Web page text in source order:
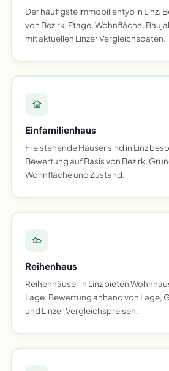
Der häufigste Immobilientyp in Linz.
von Bezirk, Etage, Wohnfläche,
mit aktuellen Linzer Vergleichsdaten.
Einfamilienhaus
Freistehende Häuser sind in Linz
Bewertung auf Basis von Bezirk,
Wohnfläche und Zustand.
Reihenhaus
Reihenhäuser in Linz bieten
Lage. Bewertung anhand von Lage,
und Linzer Vergleichspreisen.